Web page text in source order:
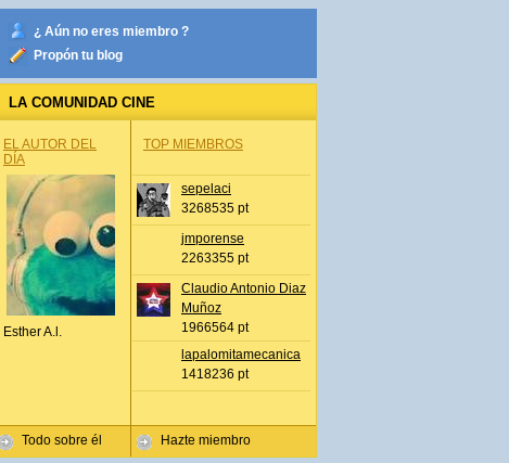
¿ Aún no eres miembro ?
Propón tu blog
LA COMUNIDAD CINE
EL AUTOR DEL
DÍA
Esther A.l.
Todo sobre él
TOP MIEMBROS
sepelaci
3268535 pt
jmporense
2263355 pt
Claudio Antonio Diaz
Muñoz
1966564 pt
lapalomitamecanica
1418236 pt
Hazte miembro